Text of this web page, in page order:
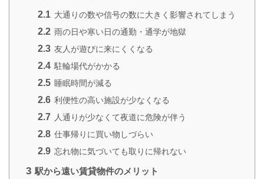
2.1 大通りの数や信号の数に大きく影響されてしまう
2.2 雨の日や寒い日の通勤・通学が地獄
2.3 友人が遊びに来にくくなる
2.4 駐輪場代がかかる
2.5 睡眠時間が減る
2.6 利便性の高い施設が少なくなる
2.7 人通りが少なくて夜道に危険が伴う
2.8 仕事帰りに買い物しづらい
2.9 忘れ物に気づいても取りに帰れない
3 駅から遠い賃貸物件のメリット